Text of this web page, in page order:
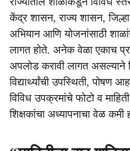
केंद्र शासन, राज्य शासन, जिल्हा
अभियान आणि योजनांसाठी
लागत होते. अनेक वेळा एकाच
अपलोड करावी लागत असल्याने
विद्यार्थ्यांची उपस्थिती, पोषण
विविध उपक्रमांचे फोटो व
शिक्षकांचा अध्यापनाचा वेळ